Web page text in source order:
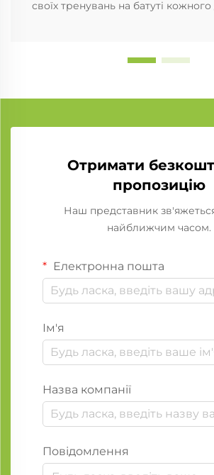
своїх тренувань на батуті кожного
Отримати
пропозицію
Наш представник
найближчим часом.
Електронна пошта
Ім'я
Назва компанії
Повідомлення